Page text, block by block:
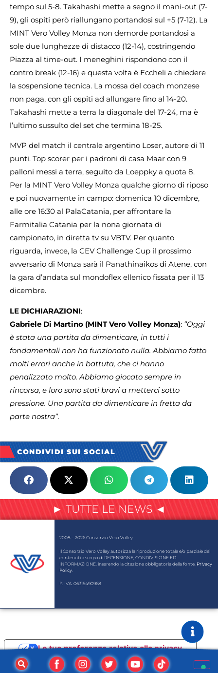
tempo sul 5-8. Takahashi mette a segno il mani-out (7-
9), gli ospiti però riallungano portandosi sul +5 (7-12). La
MINT Vero Volley Monza non demorde portandosi a
sole due lunghezze di distacco (12-14), costringendo
Piazza al time-out. I meneghini rispondono con il
contro break (12-16) e questa volta è Eccheli a chiedere
la sospensione tecnica. La mossa del coach monzese
non paga, con gli ospiti ad allungare fino al 14-20.
Takahashi mette a terra la diagonale del 17-24, ma è
l’ultimo sussulto del set che termina 18-25.
MVP del match il centrale argentino Loser, autore di 11
punti. Top scorer per i padroni di casa Maar con 9
palloni messi a terra, seguito da Loeppky a quota 8.
Per la MINT Vero Volley Monza qualche giorno di riposo
e poi nuovamente in campo: domenica 10 dicembre,
alle ore 16:30 al PalaCatania, per affrontare la
Farmitalia Catania per la nona giornata di
campionato, in diretta tv su VBTV. Per quanto
riguarda, invece, la CEV Challenge Cup il prossimo
avversario di Monza sarà il Panathinaikos di Atene, con
la gara d’andata sul mondoflex ellenico fissata per il 13
dicembre.
LE DICHIARAZIONI:
Gabriele Di Martino (MINT Vero Volley Monza): “Oggi
è stata una partita da dimenticare, in tutti i
fondamentali non ha funzionato nulla. Abbiamo fatto
molti errori anche in battuta, che ci hanno
penalizzato molto. Abbiamo giocato sempre in
rincorsa, e loro sono stati bravi a metterci sotto
pressione. Una partita da dimenticare in fretta da
parte nostra”.
CONDIVIDI SUI SOCIAL
► TUTTE LE NEWS ◄
2008 – 2026 Consorzio Vero Volley
Il Consorzio Vero Volley autorizza la riproduzione totale e/o parziale dei
contenuti a scopo di RECENSIONE, CONDIVISIONE ED
INFORMAZIONE, inserendo la citazione obbligatoria della fonte. Privacy
Policy
P. IVA: 06315490968
Informativa sulla raccolta
Le tue preferenze relative alla privacy